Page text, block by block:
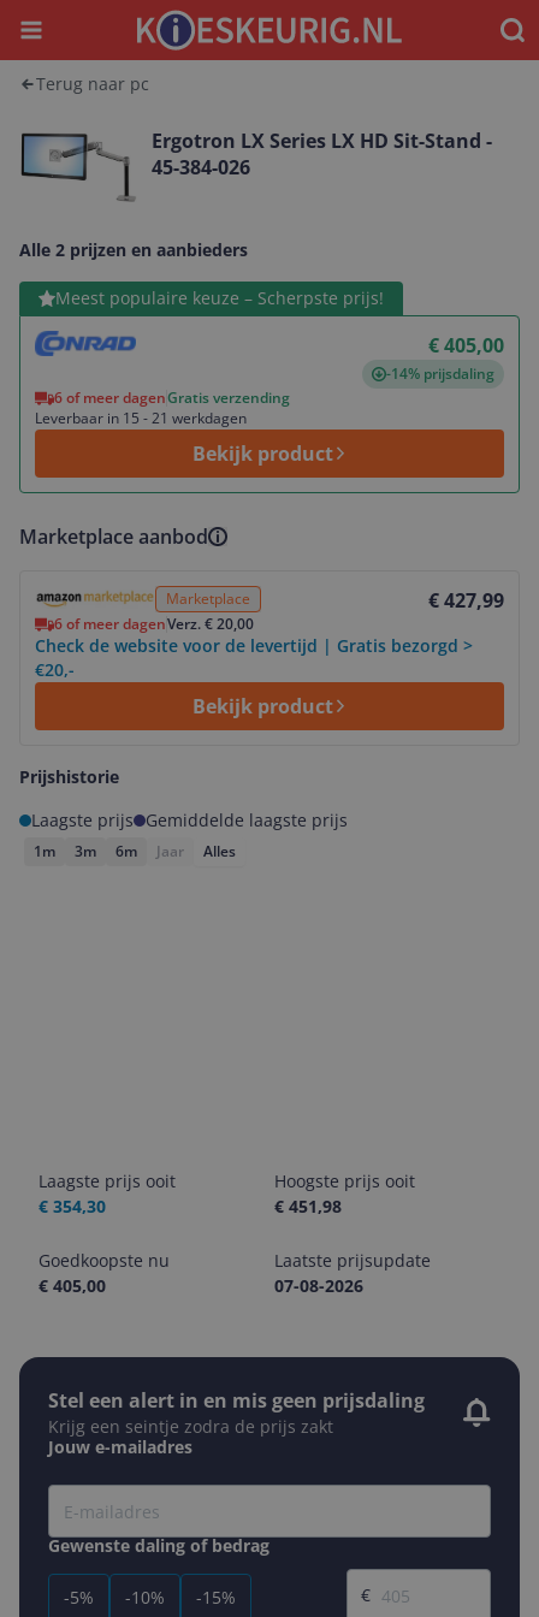
Menu
Terug naar pc
Ergotron LX Series LX HD Sit-Stand -
45-384-026
Alle 2 prijzen en aanbieders
Meest populaire keuze – Scherpste prijs!
€ 405,00
-14% prijsdaling
6 of meer dagenGratis verzending
Leverbaar in 15 - 21 werkdagen
Bekijk product
Bekijk product
Marketplace aanbod
Marketplace € 427,99
6 of meer dagenVerz. € 20,00
Check de website voor de levertijd | Gratis bezorgd >
€20,-
Bekijk product
Prijshistorie
Laagste prijs
Gemiddelde laagste prijs
1m 3m 6m Jaar Alles
Laagste prijs ooit
€ 354,30
Hoogste prijs ooit
€ 451,98
Goedkoopste nu
€ 405,00
Laatste prijsupdate
07-08-2026
Stel een alert in en mis geen prijsdaling
Krijg een seintje zodra de prijs zakt
Jouw e-mailadres
Gewenste daling of bedrag
-5% -10% -15%
Gewenste prijs
€